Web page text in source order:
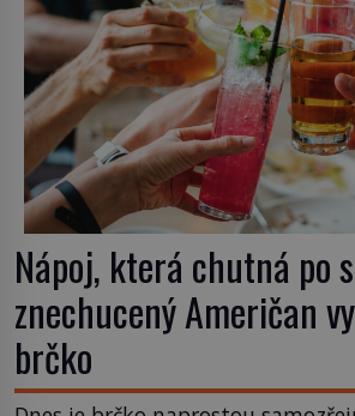
Nápoj, která chutná po
znechucený Američan
brčko